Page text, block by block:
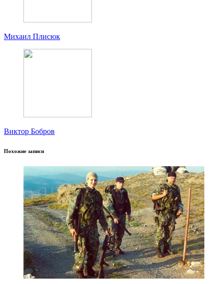
Михаил Плисюк
Виктор Бобров
Похожие записи